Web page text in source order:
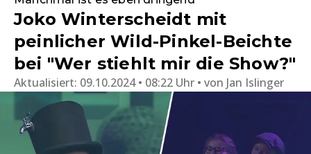
Joko Winterscheidt mit
peinlicher Wild-Pinkel-Beichte
bei "Wer stiehlt mir die Show?"
Aktualisiert: 09.10.2024 • 08:22 Uhr von Jan Islinger